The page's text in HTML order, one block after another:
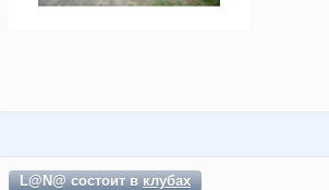
L@N@ состоит вклубах